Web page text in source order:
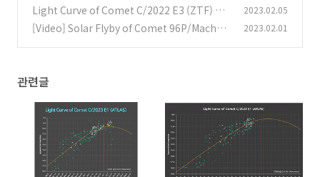
Light Curve of Comet C/2022 E3 (ZTF) C/
2022 E3 ZTF 혜성의 광도 곡선
(0)
2023.02.05
[Video] Solar Flyby of Comet 96P/Machho
2023.02.01
관련글